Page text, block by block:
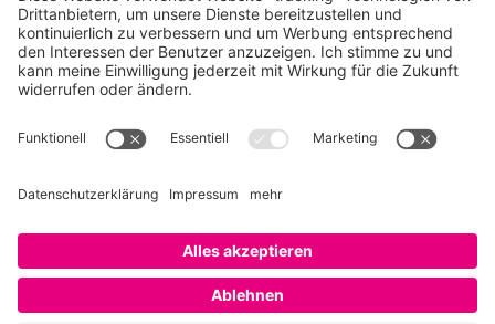
Über SAATKORN
SAATKORN ist der Blog von Gero Hesse. Seit 2009 schreibt
er über die Themen Employer Branding,